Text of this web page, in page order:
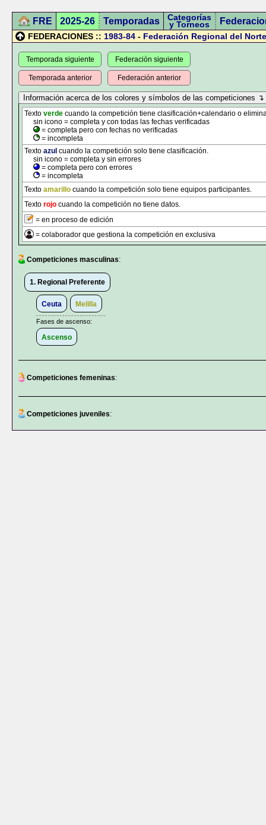
FRE 2025-26 Temporadas Categorías
y Torneos
FEDERACIONES :: 1983-84 - Federación Regional del
Temporada siguiente
Temporada anterior
Federación siguiente
Federación anterior
Texto verde cuando la competición tiene clasificación+calendario o
sin icono = completa y con todas las fechas verificadas
= completa pero con fechas no verificadas
= incompleta
Texto azul cuando la competición solo tiene clasificación.
sin icono = completa y sin errores
= completa pero con errores
= incompleta
Texto amarillo cuando la competición solo tiene equipos participantes.
Texto rojo cuando la competición no tiene datos.
= en proceso de edición
= colaborador que gestiona la competición en exclusiva
Competiciones masculinas:
1. Regional Preferente
Ceuta Melilla
Fases de ascenso:
Ascenso
Competiciones femeninas:
Competiciones juveniles: